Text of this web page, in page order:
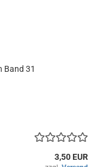
Band 31
3,50 EUR